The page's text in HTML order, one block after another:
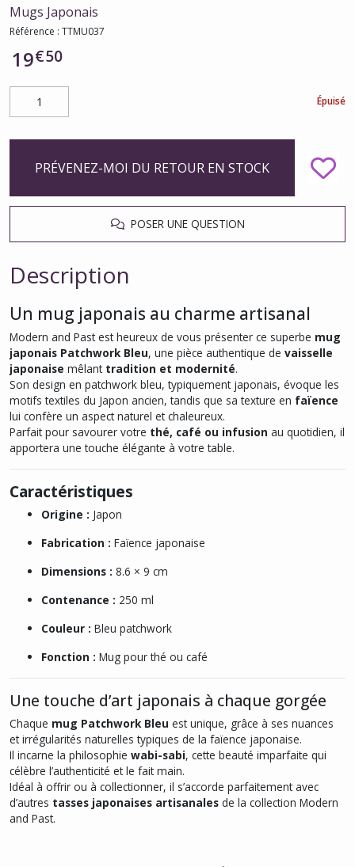
Mugs Japonais
Référence : TTMU037
19€50
Épuisé
PRÉVENEZ-MOI DU RETOUR EN STOCK
POSER UNE QUESTION
Description
Un mug japonais au charme artisanal
Modern and Past est heureux de vous présenter ce superbe mug
japonais Patchwork Bleu, une pièce authentique de vaisselle
japonaise mêlant tradition et modernité.
Son design en patchwork bleu, typiquement japonais, évoque les
motifs textiles du Japon ancien, tandis que sa texture en faïence
lui confère un aspect naturel et chaleureux.
Parfait pour savourer votre thé, café ou infusion au quotidien, il
apportera une touche élégante à votre table.
Caractéristiques
Origine : Japon
Fabrication : Faïence japonaise
Dimensions : 8.6 × 9 cm
Contenance : 250 ml
Couleur : Bleu patchwork
Fonction : Mug pour thé ou café
Une touche d’art japonais à chaque gorgée
Chaque mug Patchwork Bleu est unique, grâce à ses nuances
et irrégularités naturelles typiques de la faïence japonaise.
Il incarne la philosophie wabi-sabi, cette beauté imparfaite qui
célèbre l’authenticité et le fait main.
Idéal à offrir ou à collectionner, il s’accorde parfaitement avec
d’autres tasses japonaises artisanales de la collection Modern
and Past.